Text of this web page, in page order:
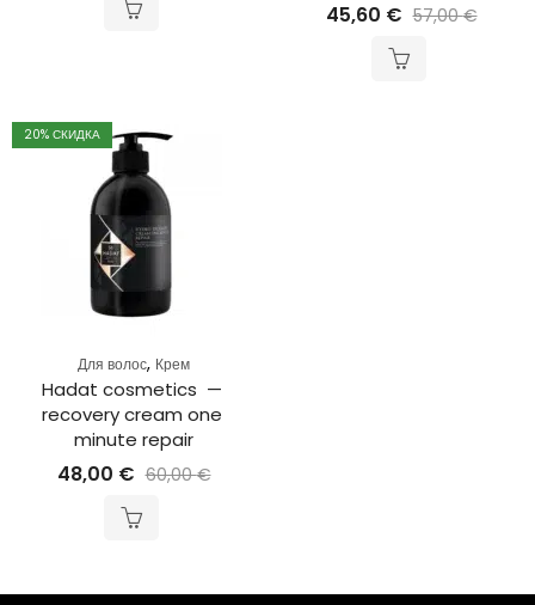
45,60 € 57,00€
20% СКИДКА
Для волос, Крем
Hadat cosmetics  —
recovery cream one
minute repair
48,00 € 60,00€